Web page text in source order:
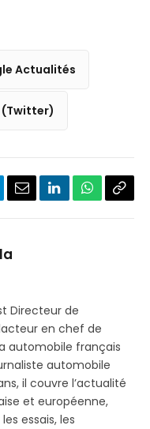
Actualités
(Twitter)
EmailLinkedInWhatsApp
Directeur de
en chef de
automobile français
automobile
il couvre l’actualité
et européenne,
essais, les